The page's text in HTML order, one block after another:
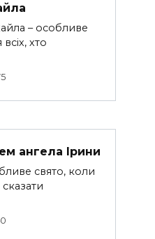
– особливе
хто
ангела Ірини
свято, коли